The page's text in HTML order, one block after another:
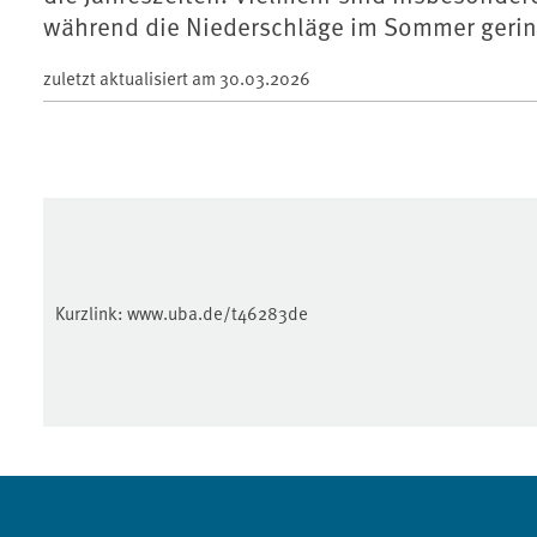
während die Niederschläge im Sommer
zuletzt aktualisiert am 30.03.2026
Kurzlink: www.uba.de/t46283de